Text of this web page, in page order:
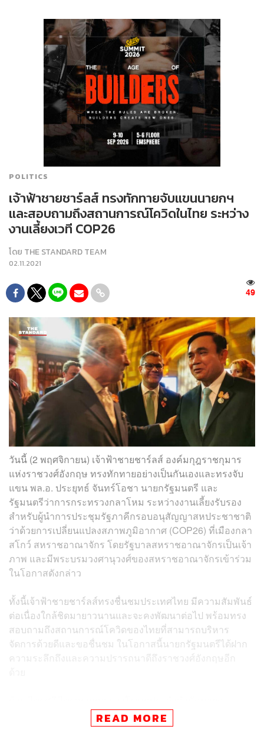
POLITICS
เจ้าฟ้าชายชาร์ลส์ ทรงทักทายจับแขนนายกฯ
และสอบถามถึงสถานการณ์โควิดในไทย ระหว่าง
งานเลี้ยงเวที COP26
โดย THE STANDARD TEAM
02.11.2021
49
วันนี้ (2 พฤศจิกายน) เจ้าฟ้าชายชาร์ลส์ องค์มกุฎราชกุมาร
แห่งราชวงศ์อังกฤษ ทรงทักทายอย่างเป็นกันเองและทรงจับ
แขน พล.อ. ประยุทธ์ จันทร์โอชา นายกรัฐมนตรี และ
รัฐมนตรีว่าการกระทรวงกลาโหม ระหว่างงานเลี้ยงรับรอง
สำหรับผู้นำการประชุมรัฐภาคีกรอบอนุสัญญาสหประชาชาติ
ว่าด้วยการเปลี่ยนแปลงสภาพภูมิอากาศ (COP26) ที่เมืองกลา
สโกว์ สหราชอาณาจักร โดยรัฐบาลสหราชอาณาจักรเป็นเจ้า
ภาพ และมีพระบรมวงศานุวงศ์ของสหราชอาณาจักรเข้าร่วม
ในโอกาสดังกล่าว
ทั้งนี้เจ้าฟ้าชายชาร์ลส์ทรงชื่นชมประเทศไทย มีความสัมพันธ์
ต่อเนื่องใกล้ชิดมายาวนานและจะคงพัฒนาต่อไป พร้อมทรง
สอบถามถึงสถานการณ์โควิดของไทยที่สามารถบริหาร
จัดการด้วยดีและขอชื่นชม ในโอกาสนี้นายกรัฐมนตรีได้ฝาก
ความระลึกถึงและความปรารถนาดีถึงราชวงศ์อังกฤษอีก
รัฐมนตรี กล่าวว่า นายกรัฐมนตรี ได้ขอบคุณคณะเจ้าหน้าที่
และหน่วยงานที่เกี่ยวข้องทุกฝ่าย ทั้งจากกระทรวงการต่าง
READ MORE